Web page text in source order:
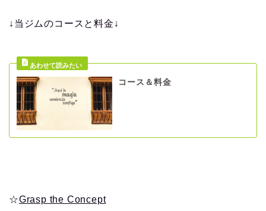
↓当ジムのコースと料金↓
コース＆料金
☆Grasp the Concept